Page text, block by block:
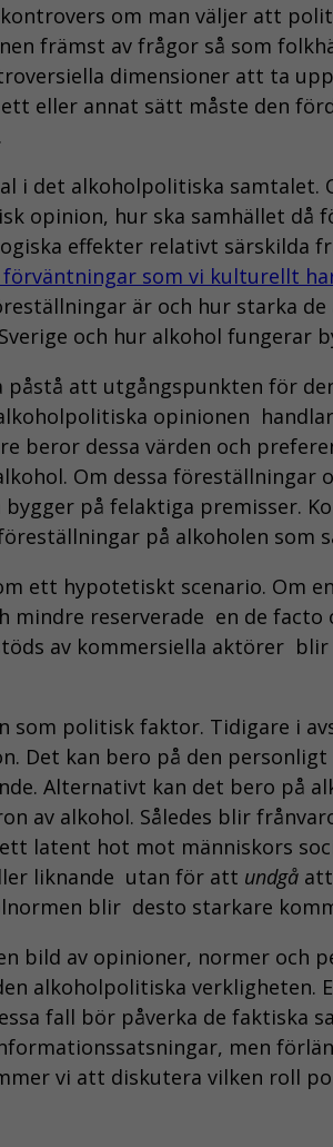
om man väljer att
främst av frågor så som
dimensioner att ta
eller annat sätt måste den
i det alkoholpolitiska samtalet.
opinion, hur ska samhället då
effekter relativt särskilda
förväntningar som vi kulturellt
är och hur starka
och hur alkohol fungerar
att utgångspunkten för
opinionen 
beror dessa värden och
Om dessa
på felaktiga premisser.
på alkoholen som
ett hypotetiskt scenario. Om
reserverade  en de
av kommersiella aktörer 
som politisk faktor. Tidigare i
Det kan bero på den personligt
Alternativt kan det bero på
av alkohol. Således blir
latent hot mot människors
liknande  utan för att undgå
blir  desto starkare
bild av opinioner, normer och
alkoholpolitiska
fall bör påverka de faktiska
men
vi att diskutera vilken roll